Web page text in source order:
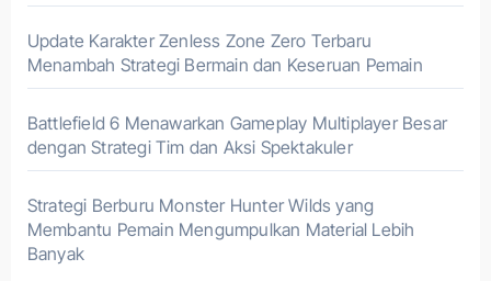
Update Karakter Zenless Zone Zero Terbaru
Menambah Strategi Bermain dan Keseruan Pemain
Battlefield 6 Menawarkan Gameplay Multiplayer Besar
dengan Strategi Tim dan Aksi Spektakuler
Strategi Berburu Monster Hunter Wilds yang
Membantu Pemain Mengumpulkan Material Lebih
Banyak